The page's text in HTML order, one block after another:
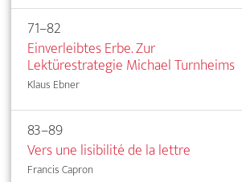
71–82
Einverleibtes Erbe. Zur
Lektürestrategie Michael Turnheims
Klaus Ebner
83–89
Vers une lisibilité de la lettre
Francis Capron